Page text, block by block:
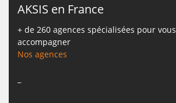
AKSIS en France
+ de 260 agences spécialisées pour vous
accompagner
Nos agences